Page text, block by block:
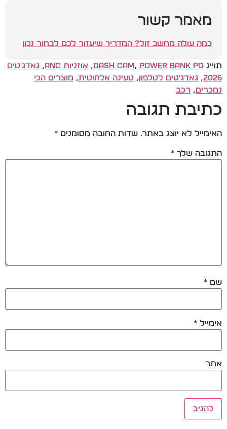
מאמר קשור
כמה עולה מחשב זול? המדריך שיעזור לכם לבחור נכון
תוייג Dash Cam, Power Bank PD
, אוזניות ANC , גאדג'טים
2026
, גאדג'טים לטלפון, טעינה אלחוטית, מוצרים הכי
נמכרים, רכב
כתיבת תגובה
האימייל לא יוצג באתר. שדות החובה מסומנים *
התגובה שלך *
שם *
אימייל *
אתר